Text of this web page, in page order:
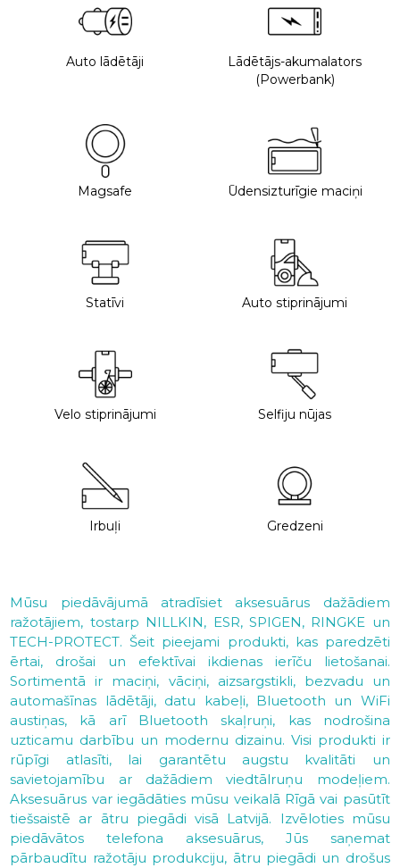
Auto lādētāji
Lādētājs-akumalators
(Powerbank)
Magsafe Ūdensizturīgie maciņi
Statīvi Auto stiprinājumi
Velo stiprinājumi Selfiju nūjas
Irbuļi Gredzeni
Mūsu piedāvājumā atradīsiet aksesuārus dažādiem
ražotājiem, tostarp NILLKIN, ESR, SPIGEN, RINGKE un
TECH-PROTECT. Šeit pieejami produkti, kas paredzēti
ērtai, drošai un efektīvai ikdienas ierīču lietošanai.
Sortimentā ir maciņi, vāciņi, aizsargstikli, bezvadu un
automašīnas lādētāji, datu kabeļi, Bluetooth un WiFi
austiņas, kā arī Bluetooth skaļruņi, kas nodrošina
uzticamu darbību un modernu dizainu. Visi produkti ir
rūpīgi atlasīti, lai garantētu augstu kvalitāti un
savietojamību ar dažādiem viedtālruņu modeļiem.
Aksesuārus var iegādāties mūsu veikalā Rīgā vai pasūtīt
tiešsaistē ar ātru piegādi visā Latvijā. Izvēloties mūsu
piedāvātos telefona aksesuārus, Jūs saņemat
pārbaudītu ražotāju produkciju, ātru piegādi un drošus